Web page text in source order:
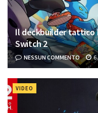
Il deckbuilder tattico
Switch 2
NESSUN COMMENTO 6
VIDEO